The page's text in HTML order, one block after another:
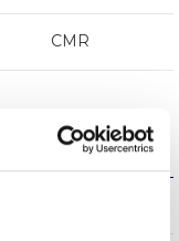
CMR